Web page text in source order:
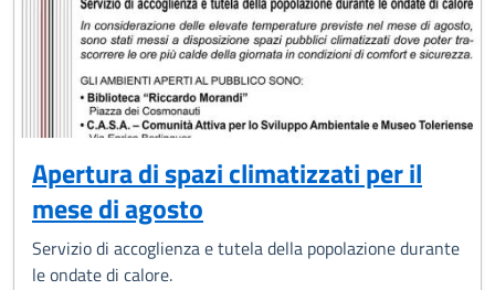
Apertura di spazi climatizzati per il
mese di agosto
Servizio di accoglienza e tutela della popolazione durante
le ondate di calore.